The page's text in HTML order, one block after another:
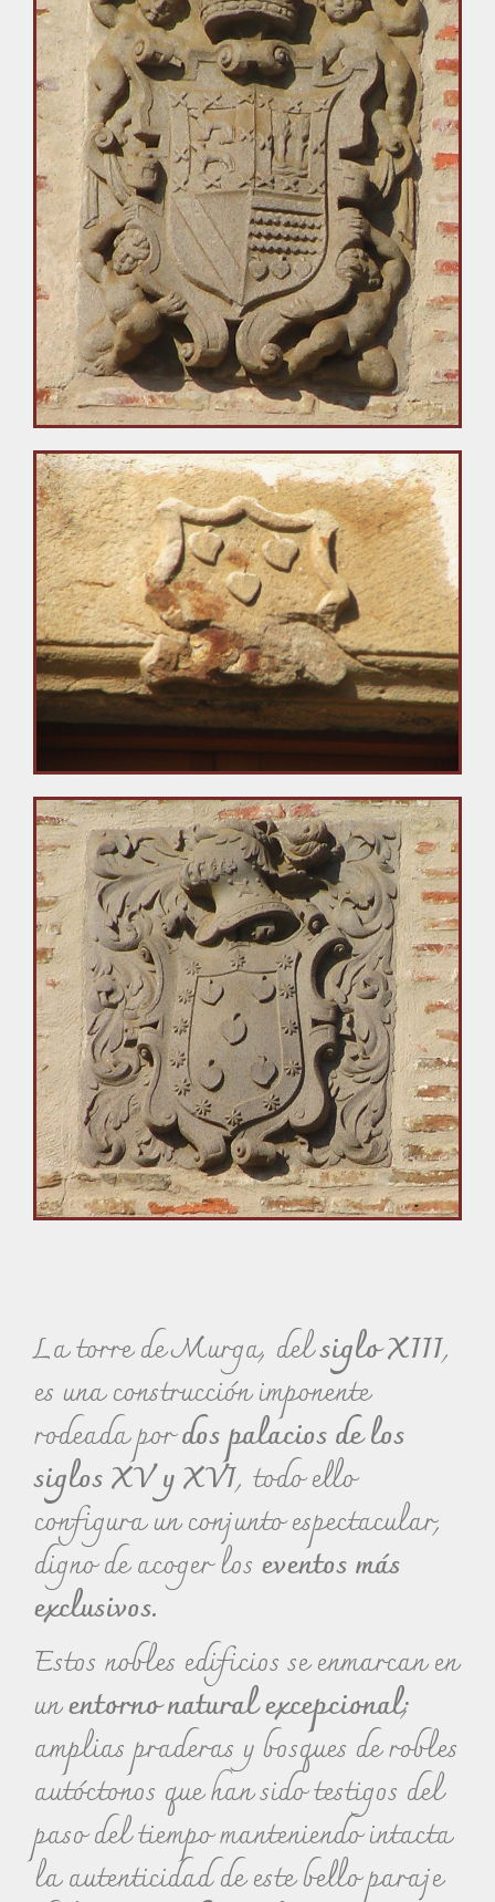
La torre de Murga, delsiglo XIII,
es una construcción imponente
rodeada pordos palacios de los
siglos XV y XVI, todo ello
configura un conjunto espectacular,
digno de acoger loseventos más
exclusivos.
Estos nobles edificios se enmarcan en
unentorno natural excepcional;
amplias praderas y bosques de robles
autóctonos que han sido testigos del
paso del tiempo manteniendo intacta
la autenticidad de este bello paraje